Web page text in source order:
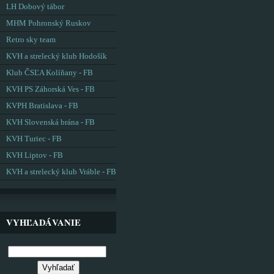
LH Dobový tábor
MHM Pohronský Ruskov
Retro sky team
KVH a strelecký klub Hodošík
Klub ČSĽA Kolíňany - FB
KVH PS Záhorská Ves - FB
KVPH Bratislava - FB
KVH Slovenská brána - FB
KVH Turiec - FB
KVH Liptov - FB
KVH a strelecký klub Vráble - FB
VYHĽADÁVANIE